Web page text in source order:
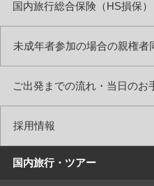
国内旅行総合保険（HS損保）
未成年者参加の場合の親権者
ご出発までの流れ・当日のお
採用情報
国内旅行・ツアー